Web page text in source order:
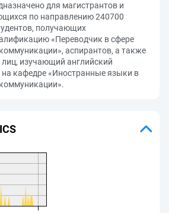
для магистрантов и
по направлению 240700
получающих
«Переводчик в сфере
аспирантов, а также
изучающий английский
кафедре «Иностранные языки в